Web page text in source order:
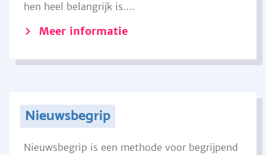
hen heel belangrijk is....
Meer informatie
Nieuwsbegrip
Nieuwsbegrip is een methode voor begrijpend